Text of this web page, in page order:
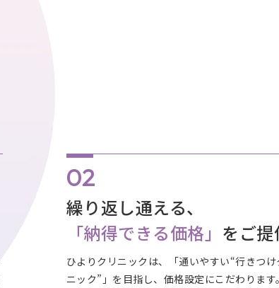
繰り返し通える、
「納得できる価格」 をご提
ひよりクリニックは、「通いやすい“行きつけ
ニック”」を目指し、価格設定にこだわります。